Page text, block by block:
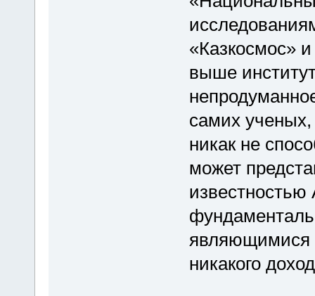
«Казкосмос»
выше
самих
никак не
может
известностью
являющимися
никакого